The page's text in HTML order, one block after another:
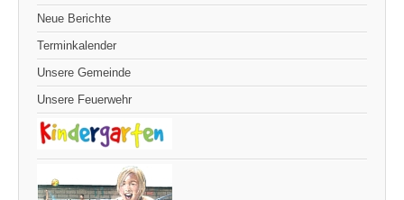
Neue Berichte
Terminkalender
Unsere Gemeinde
Unsere Feuerwehr